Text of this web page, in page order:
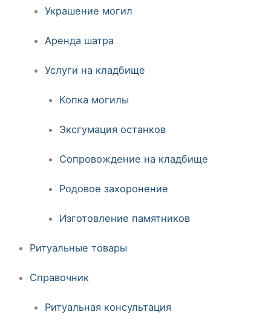
Украшение могил
Аренда шатра
Услуги на кладбище
Копка могилы
Эксгумация останков
Сопровождение на кладбище
Родовое захоронение
Изготовление памятников
Ритуальные товары
Справочник
Ритуальная консультация